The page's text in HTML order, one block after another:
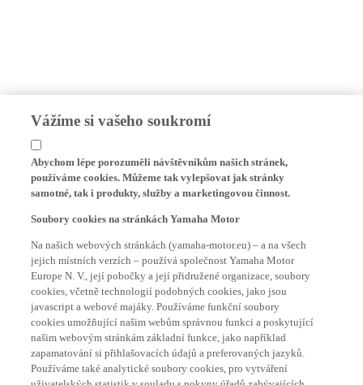
Vážíme si vašeho soukromí
Abychom lépe porozuměli návštěvníkům našich stránek,
používáme cookies. Můžeme tak vylepšovat jak stránky
samotné, tak i produkty, služby a marketingovou činnost.
Soubory cookies na stránkách Yamaha Motor
Na našich webových stránkách (yamaha-motor.eu) – a na všech
jejich místních verzích – používá společnost Yamaha Motor
Europe N. V., její pobočky a její přidružené organizace, soubory
cookies, včetně technologií podobných cookies, jako jsou
javascript a webové majáky. Používáme funkční soubory
cookies umožňující našim webům správnou funkci a poskytující
našim webovým stránkám základní funkce, jako například
zapamatování si přihlašovacích údajů a preferovaných jazyků.
Používáme také analytické soubory cookies, pro vytváření
uživatelských statistik v souladu s pokyny úřadů zabývajících